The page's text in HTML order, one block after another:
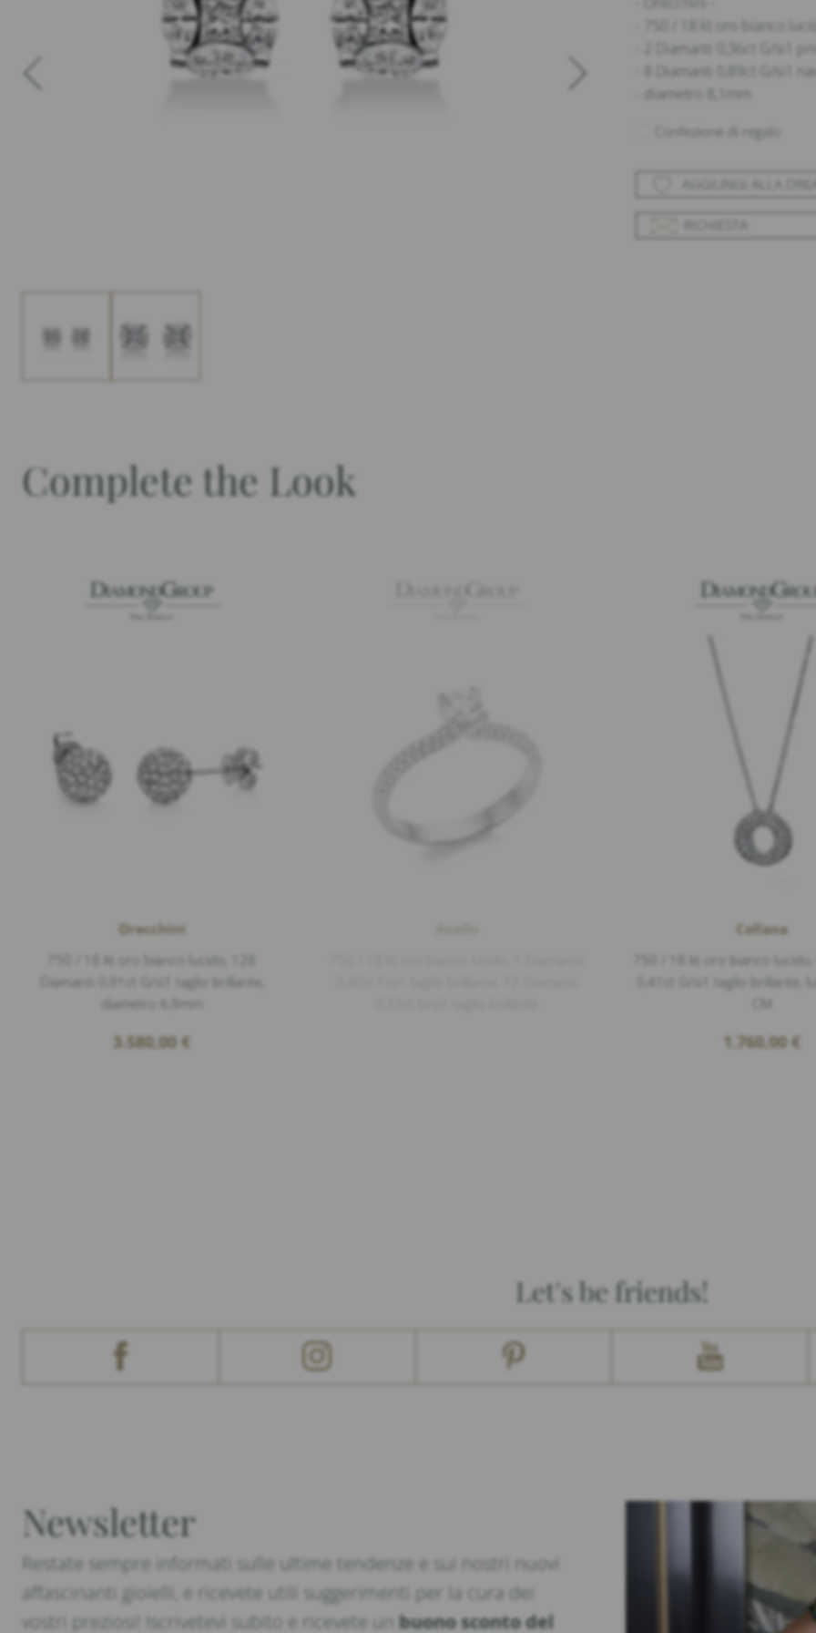
- 750 / 18 kt oro bianco
- 2 Diamanti 0,36ct G/si1
- 8 Diamanti 0,89ct G/si1
- diametro 8,1mm
Confezione di regalo
Complete the Look
Orecchini
750 / 18 kt oro bianco lucido, 128
Diamanti 0,91ct G/si1 taglio brillante,
diametro 6,9mm
3.580,00€
Collana
750 / 18 kt oro bianco
0,41ct G/si1 taglio brillante,
1.760,00€
Let's be friends!
Newsletter
Restate sempre informati sulle ultime tendenze e sui nostri nuovi
affascinanti gioielli, e ricevete utili suggerimenti per la cura dei
vostri preziosi! Iscrivetevi subito e ricevete un buono sconto del